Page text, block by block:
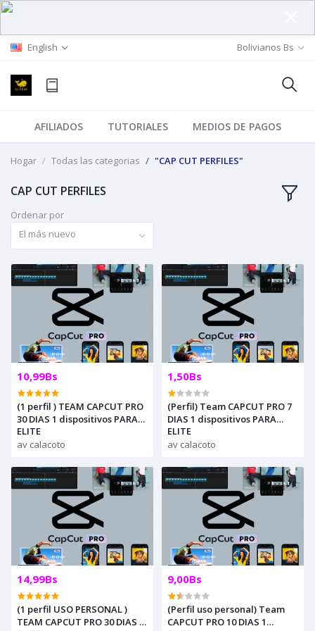
English Bolivianos Bs
AFILIADOS TUTORIALES MEDIOS DE PAGOS
Hogar Todas las categorias "CAP CUT PERFILES"
CAP CUT PERFILES
Ordenar por
El más nuevo
10,99Bs
(1 perfil ) TEAM CAPCUT PRO
30 DIAS 1 dispositivos PARA
REVENDEDORES,
AUTOMATICO
ELITE
av calacoto
1,50Bs
(Perfil) Team CAPCUT PRO 7
DIAS 1 dispositivos PARA
REVENDEDORES,
AUTOMATICO, COMPRA
ELITE
av calacoto
14,99Bs
(1 perfil USO PERSONAL )
TEAM CAPCUT PRO 30 DIAS 1
9,00Bs
(Perfil uso personal) Team
CAPCUT PRO 10 DIAS 1